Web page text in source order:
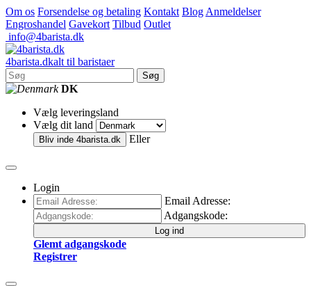
Om os Forsendelse og betaling Kontakt Blog Anmeldelser
Engroshandel Gavekort Tilbud Outlet
info@4barista.dk
4barista.dkalt til baristaer
Søg
DK
Vælg leveringsland
Vælg dit land
Bliv inde 4barista.dk Eller
Login
Email Adresse:
Adgangskode:
Log ind
Glemt adgangskode
Registrer